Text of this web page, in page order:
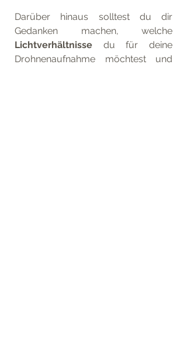
Darüber hinaus solltest du dir
Lichtverhältnisse du für deine
Drohnenaufnahme möchtest und